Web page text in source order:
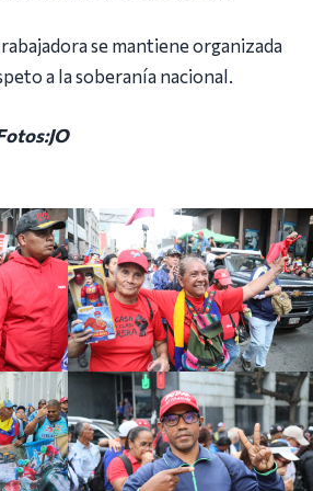
se mantiene organizada
a la soberanía nacional.